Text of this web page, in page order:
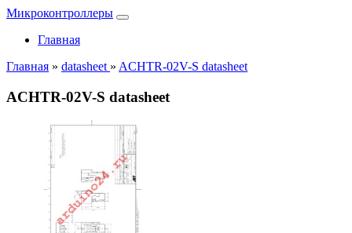
Микроконтроллеры
Главная
Главная » datasheet » ACHTR-02V-S datasheet
ACHTR-02V-S datasheet